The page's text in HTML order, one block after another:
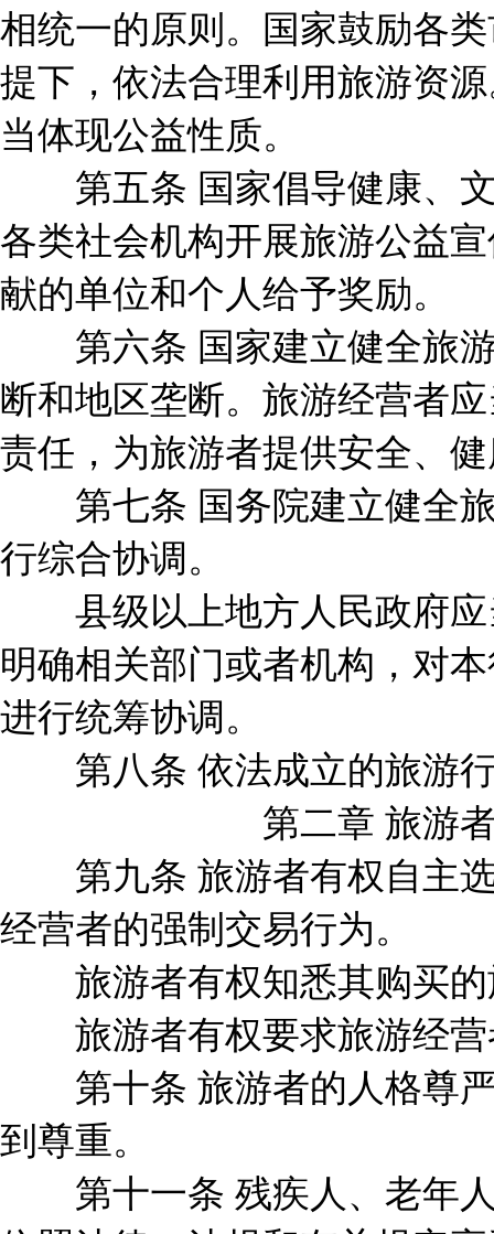
相统一的原则。国家鼓励各
提下，依法合理利用旅游资
当体现公益性质。
第五条 国家倡导健康、文
各类社会机构开展旅游公益
献的单位和个人给予奖励。
第六条 国家建立健全旅游
断和地区垄断。旅游经营者
责任，为旅游者提供安全、
第七条 国务院建立健全旅
行综合协调。
县级以上地方人民政府应
明确相关部门或者机构，对
进行统筹协调。
第八条 依法成立的旅游行
第二章 旅游
第九条 旅游者有权自主选
经营者的强制交易行为。
旅游者有权知悉其购买的
旅游者有权要求旅游经营
第十条 旅游者的人格尊严
到尊重。
第十一条 残疾人、老年人